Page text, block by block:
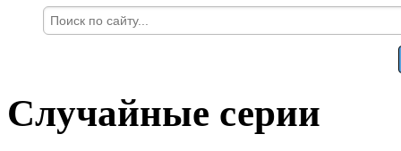
Случайные серии